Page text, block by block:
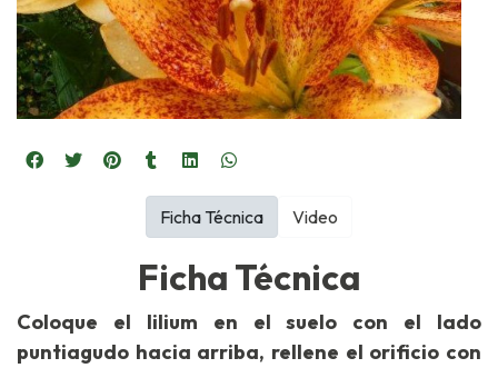
Ficha Técnica
Coloque el lilium en el suelo con el lado
puntiagudo hacia arriba, rellene el orificio con
Ficha Técnica Video